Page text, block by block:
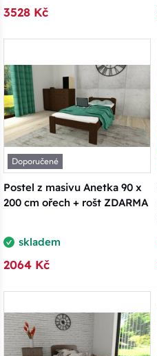
3528 Kč
Doporučené
Postel z masivu Anetka 90 x
200 cm ořech + rošt ZDARMA
skladem
2064 Kč